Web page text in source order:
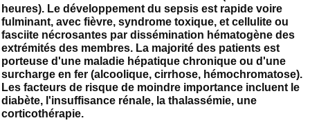
heures). Le développement du sepsis est rapide voire
fulminant, avec fièvre, syndrome toxique, et cellulite ou
fasciite nécrosantes par dissémination hématogène des
extrémités des membres. La majorité des patients est
porteuse d'une maladie hépatique chronique ou d'une
surcharge en fer (alcoolique, cirrhose, hémochromatose).
Les facteurs de risque de moindre importance incluent le
diabète, l'insuffisance rénale, la thalassémie, une
corticothérapie.